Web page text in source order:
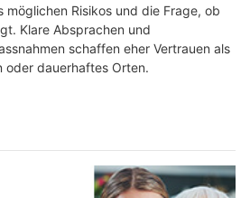
möglichen Risikos und die Frage, ob
Klare Absprachen und
schaffen eher Vertrauen als
oder dauerhaftes Orten.